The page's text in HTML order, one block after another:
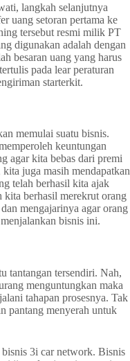
langkah selanjutnya
uang setoran pertama ke
tersebut resmi milik PT
digunakan adalah dengan
besaran uang yang harus
pada lear peraturan
starterkit.
memulai suatu bisnis.
keuntungan
agar kita bebas dari premi
juga masih mendapatkan
telah berhasil kita ajak
berhasil merekrut orang
mengajarinya agar orang
bisnis ini.
tantangan tersendiri. Nah,
menguntungkan maka
tahapan prosesnya. Tak
pantang menyerah untuk
3i car network. Bisnis